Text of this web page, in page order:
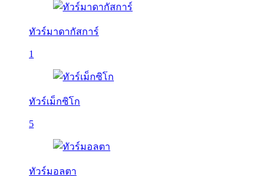
ทัวร์มาดากัสการ์
1
ทัวร์เม็กซิโก
5
ทัวร์มอลตา